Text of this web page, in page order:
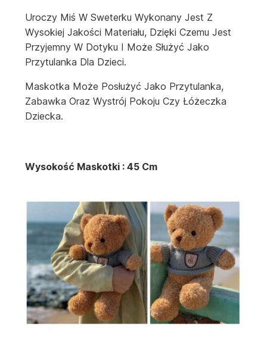
Uroczy Miś W Sweterku Wykonany Jest Z
Wysokiej Jakości Materiału, Dzięki Czemu Jest
Przyjemny W Dotyku I Może Służyć Jako
Przytulanka Dla Dzieci.
Maskotka Może Posłużyć Jako Przytulanka,
Zabawka Oraz Wystrój Pokoju Czy Łóżeczka
Dziecka.
Wysokość Maskotki : 45 Cm